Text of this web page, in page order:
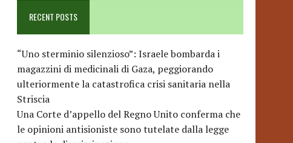
RECENT POSTS
“Uno sterminio silenzioso”: Israele bombarda i
magazzini di medicinali di Gaza, peggiorando
ulteriormente la catastrofica crisi sanitaria nella
Striscia
Una Corte d’appello del Regno Unito conferma che
le opinioni antisioniste sono tutelate dalla legge